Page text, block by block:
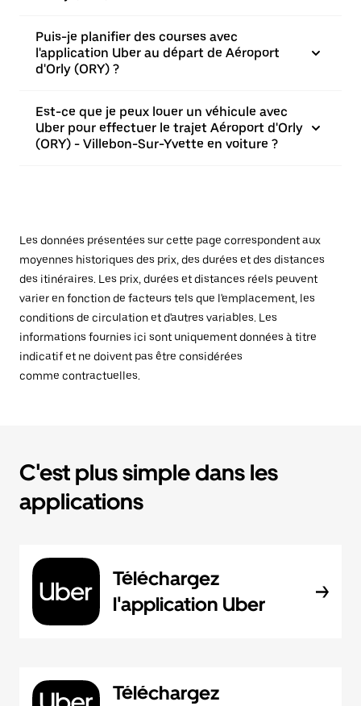
Puis-je planifier des courses avec
l'application Uber au départ de Aéroport
d'Orly (ORY) ?
Est-ce que je peux louer un véhicule avec
Uber pour effectuer le trajet Aéroport d'Orly
(ORY) - Villebon-Sur-Yvette en voiture ?
Les données présentées sur cette page correspondent aux
moyennes historiques des prix, des durées et des distances
des itinéraires. Les prix, durées et distances réels peuvent
varier en fonction de facteurs tels que l'emplacement, les
conditions de circulation et d'autres variables. Les
informations fournies ici sont uniquement données à titre
indicatif et ne doivent pas être considérées
comme contractuelles.
C'est plus simple dans les
applications
Téléchargez
l'application Uber
Téléchargez